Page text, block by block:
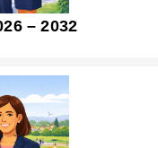
– 2032